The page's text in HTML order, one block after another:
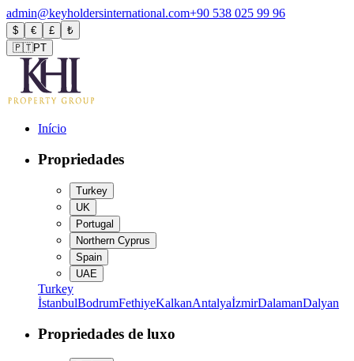
admin@keyholdersinternational.com+90 538 025 99 96
$ € £
₺
🇵🇹PT
Início
Propriedades
Turkey
UK
Portugal
Northern Cyprus
Spain
UAE
Turkey
İstanbulBodrumFethiyeKalkanAntalyaİzmirDalamanDalyan
Propriedades de luxo